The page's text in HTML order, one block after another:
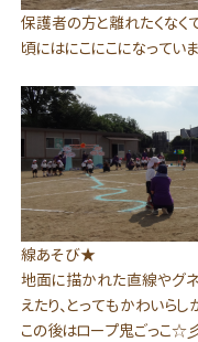
保護者の方と離れたくなく
頃にはにこにこになってい
線あそび★
地面に描かれた直線やグ
えたり、とってもかわいらし
この後はロープ鬼ごっこ☆